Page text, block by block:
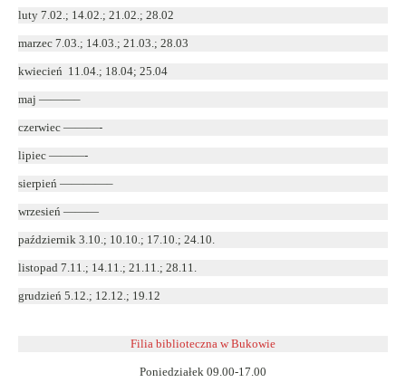
luty 7.02.; 14.02.; 21.02.; 28.02
marzec 7.03.; 14.03.; 21.03.; 28.03
kwiecień 11.04.; 18.04; 25.04
maj ———–
czerwiec ———-
lipiec ———-
sierpień ————–
wrzesień ———
październik 3.10.; 10.10.; 17.10.; 24.10.
listopad 7.11.; 14.11.; 21.11.; 28.11.
grudzień 5.12.; 12.12.; 19.12
Filia biblioteczna w Bukowie
Poniedziałek 09.00-17.00